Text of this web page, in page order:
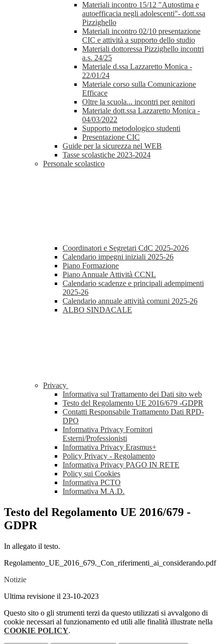
Materiali incontro 15/12 "Autostima e
autoefficacia negli adolescenti"- dott.ssa
Pizzighello
Materiali incontro 02/10 presentazione
CIC e attività a supporto dello studio
Materiali dottoressa Pizzighello incontri
a.s. 24/25
Materiale d.ssa Lazzaretto Monica -
22/01/24
Materiale corso sulla Comunicazione
Efficace
Oltre la scuola... incontri per genitori
Materiale dott.ssa Lazzaretto Monica -
04/03/2022
Supporto metodologico studenti
Presentazione CIC
Guide per la sicurezza nel WEB
Tasse scolastiche 2023-2024
Personale scolastico
Coordinatori e Segretari CdC 2025-2026
Calendario impegni iniziali 2025-26
Piano Formazione
Piano Annuale Attività CCNL
Calendario scadenze e principali adempimenti
2025-26
Calendario annuale attività comuni 2025-26
ALBO SINDACALE
Privacy
Informativa sul Trattamento dei Dati sito web
Testo del Regolamento UE 2016/679 -GDPR
Contatti Responsabile Trattamento Dati RPD-
DPO
Informativa Privacy Fornitori
Esterni/Professionisti
Informativa Privacy Erasmus+
Policy Privacy - Regolamento
Informativa Privacy PAGO IN RETE
Policy sui Cookies
Informativa PCTO
Informativa M.A.D.
Testo del Regolamento UE 2016/679 -
GDPR
In allegato il testo.
Regolamento_UE_2016_679._Con_riferimenti_ai_considerando.pdf
Notizie
Ultima revisione il 23-10-2023
Questo sito o gli strumenti terzi da questo utilizzati si avvalgono di
cookie necessari al funzionamento ed utili alle finalità illustrate nella
COOKIE POLICY.